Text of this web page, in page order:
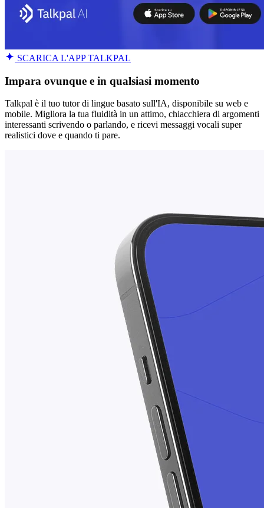
SCARICA L'APP TALKPAL
Impara ovunque e in qualsiasi momento
Talkpal è il tuo tutor di lingue basato sull'IA, disponibile su web e
mobile. Migliora la tua fluidità in un attimo, chiacchiera di argomenti
interessanti scrivendo o parlando, e ricevi messaggi vocali super
realistici dove e quando ti pare.